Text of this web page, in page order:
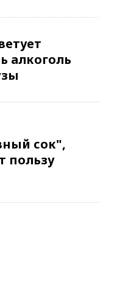
алкоголь
сок",
пользу